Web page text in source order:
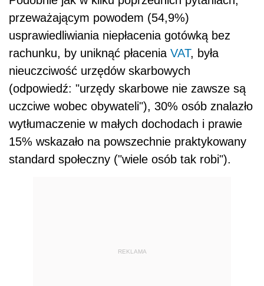
przeważającym powodem (54,9%)
usprawiedliwiania niepłacenia gotówką bez
rachunku, by uniknąć płacenia VAT, była
nieuczciwość urzędów skarbowych
(odpowiedź: "urzędy skarbowe nie zawsze są
uczciwe wobec obywateli"), 30% osób znalazło
wytłumaczenie w małych dochodach i prawie
15% wskazało na powszechnie praktykowany
standard społeczny ("wiele osób tak robi").
REKLAMA